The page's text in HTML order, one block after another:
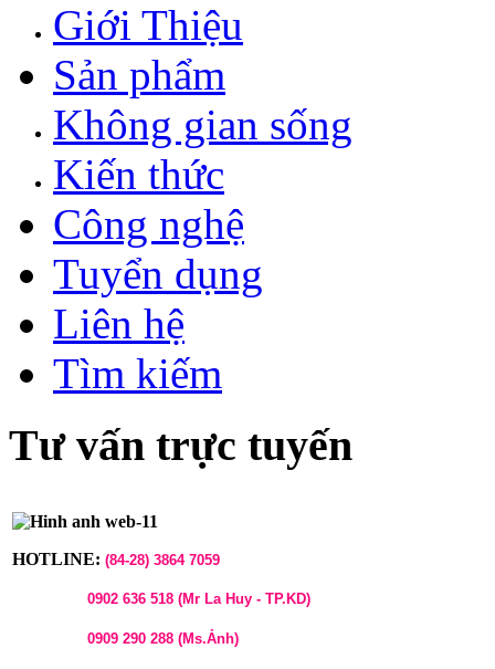
Giới Thiệu
Sản phẩm
Không gian sống
Kiến thức
Công nghệ
Tuyển dụng
Liên hệ
Tìm kiếm
Tư vấn trực tuyến
HOTLINE: (84-28) 3864 7059
0902 636 518 (Mr La Huy - TP.KD)
0909 290 288 (Ms.Ảnh)